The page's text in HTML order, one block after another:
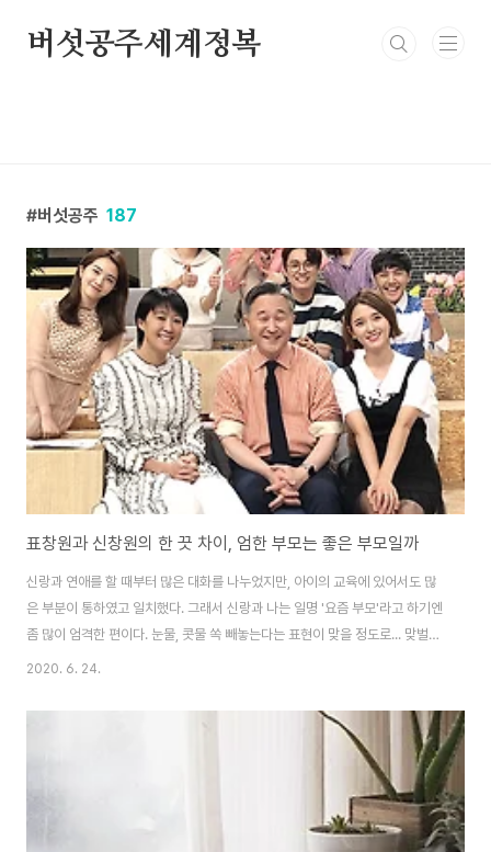
버섯공주세계정복
버섯공주 187
표창원과 신창원의 한 끗 차이, 엄한 부모는 좋은 부모일까
신랑과 연애를 할 때부터 많은 대화를 나누었지만, 아이의 교육에 있어서도 많
은 부분이 통하였고 일치했다. 그래서 신랑과 나는 일명 '요즘 부모'라고 하기엔
좀 많이 엄격한 편이다. 눈물, 콧물 쏙 빼놓는다는 표현이 맞을 정도로... 맞벌이
부부인지라 두 아이의 어린이집 및 유치원 등하원을 친정 어머니의 도움을 받
렇게 소리 치거나 엄하게 하지 않는데 친정 엄마에게 불편을 드리면 안된다는
생각이 큰건지, 어찌되었건 어른 앞이니 더 예의 바른 아이였으면 하는 욕심 때
문인지 두 아이에게 자꾸 소리쳤다. "예쁘게 앉아서 밥 먹어야지. 왜 가만히 있
질 못하고 자꾸 움직여! 예쁘게 앉아." 밥을 먹다가 물컵에 있던 물을 쏟았는데
2020. 6. 24.